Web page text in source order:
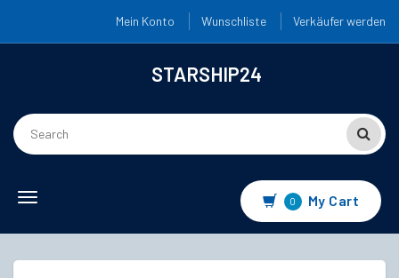
Mein Konto Wunschliste Verkäufer werden
STARSHIP24
Toggle
0 My Cart